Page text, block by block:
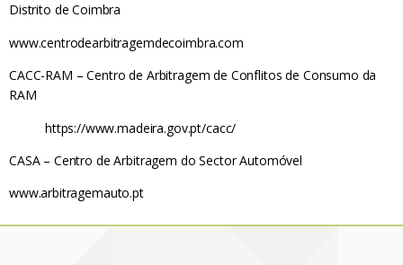
Distrito de Coimbra
www.centrodearbitragemdecoimbra.com
CACC-RAM – Centro de Arbitragem de Conflitos de Consumo da
RAM
https://www.madeira.gov.pt/cacc/
CASA – Centro de Arbitragem do Sector Automóvel
www.arbitragemauto.pt